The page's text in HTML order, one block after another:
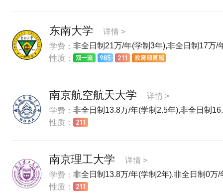
东南大学
详情 >
学费： 非全日制21万/年(学制3年),非全日制17万/
性质：
南京航空航天大学
详情 >
学费： 非全日制13.8万/年(学制2.5年),非全日制
性质：
南京理工大学
详情 >
学费： 非全日制13.8万/年(学制2年),非全日制0万
性质：